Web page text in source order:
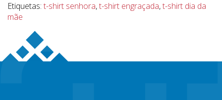
Etiquetas: t-shirt senhora,t-shirt engraçada,t-shirt dia da
mãe